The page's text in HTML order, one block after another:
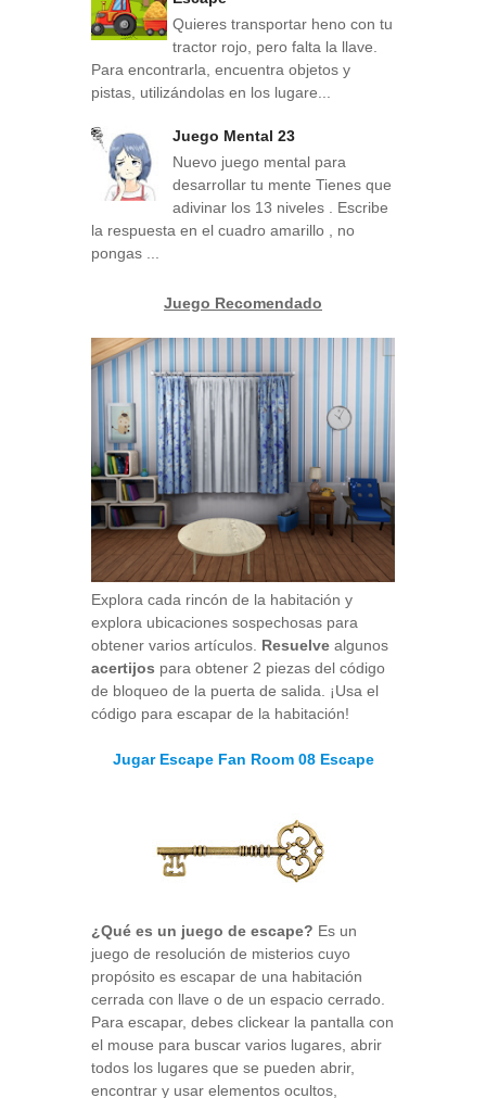
Quieres transportar heno con tu
tractor rojo, pero falta la llave.
Para encontrarla, encuentra objetos y
pistas, utilizándolas en los lugare...
Juego Mental 23
Nuevo juego mental para
desarrollar tu mente Tienes que
adivinar los 13 niveles . Escribe
la respuesta en el cuadro amarillo , no
pongas ...
Juego Recomendado
Explora cada rincón de la habitación y
explora ubicaciones sospechosas para
obtener varios artículos. Resuelve algunos
acertijos para obtener 2 piezas del código
de bloqueo de la puerta de salida. ¡Usa el
código para escapar de la habitación!
Jugar Escape Fan Room 08 Escape
¿Qué es un juego de escape? Es un
juego de resolución de misterios cuyo
propósito es escapar de una habitación
cerrada con llave o de un espacio cerrado.
Para escapar, debes clickear la pantalla con
el mouse para buscar varios lugares, abrir
todos los lugares que se pueden abrir,
encontrar y usar elementos ocultos,